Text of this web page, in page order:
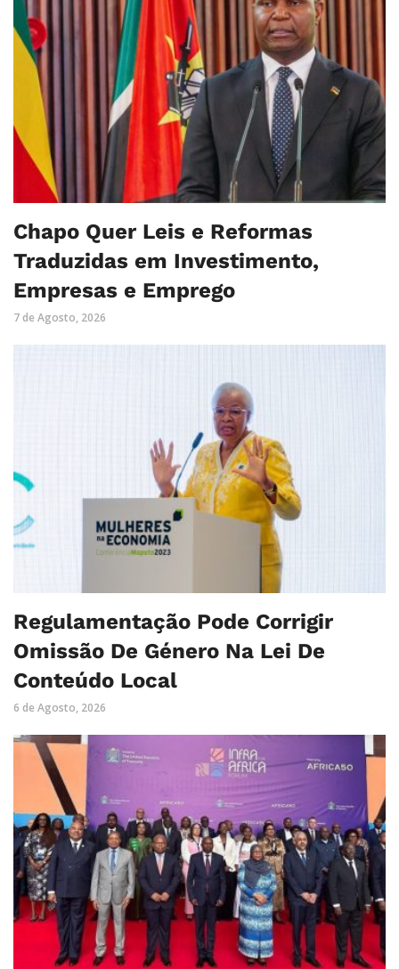
Chapo Quer Leis e Reformas
Traduzidas em Investimento,
Empresas e Emprego
7 de Agosto, 2026
Regulamentação Pode Corrigir
Omissão De Género Na Lei De
Conteúdo Local
6 de Agosto, 2026